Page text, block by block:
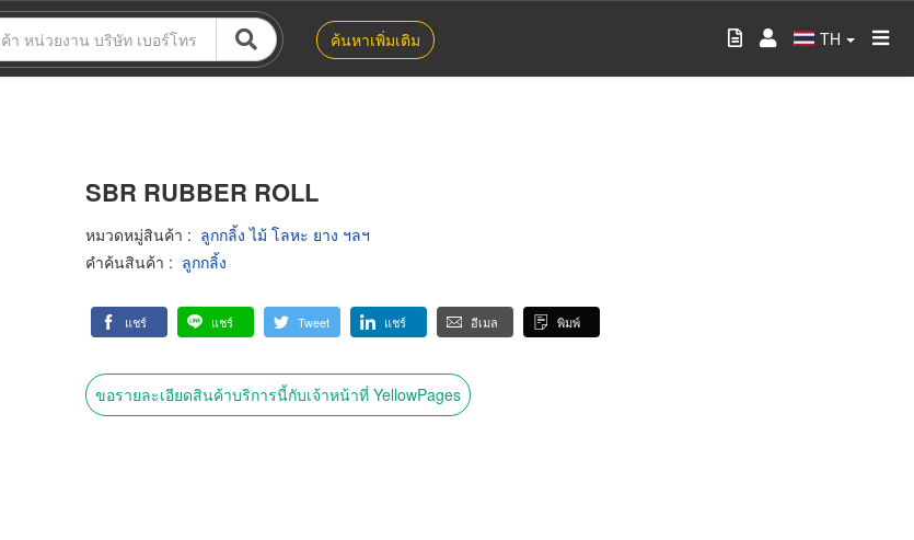
ค้นหาเพิ่มเติม TH
SBR RUBBER ROLL
หมวดหมู่สินค้า : ลูกกลิ้ง ไม้ โลหะ ยาง ฯลฯ
คำค้นสินค้า : ลูกกลิ้ง
แชร์ แชร์ Tweet แชร์ อีเมล พิมพ์
ขอรายละเอียดสินค้าบริการนี้กับเจ้าหน้าที่ YellowPages